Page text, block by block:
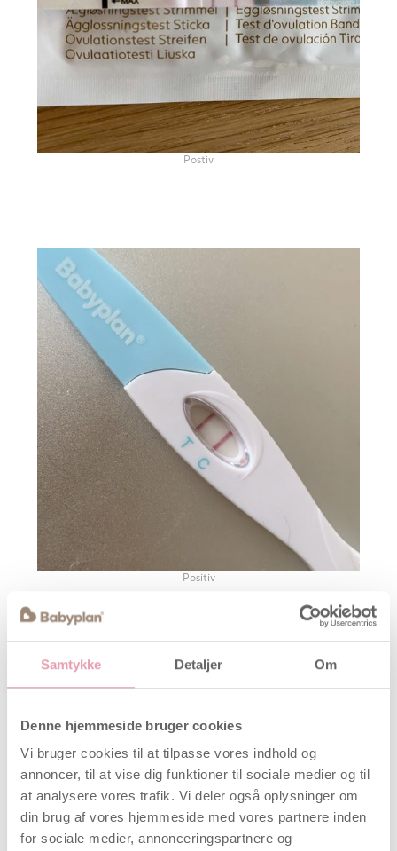
Samtykke Detaljer Om
Denne hjemmeside bruger cookies
Vi bruger cookies til at tilpasse vores indhold og
annoncer, til at vise dig funktioner til sociale medier og til
at analysere vores trafik. Vi deler også oplysninger om
din brug af vores hjemmeside med vores partnere inden
for sociale medier, annonceringspartnere og
Postiv
Positiv